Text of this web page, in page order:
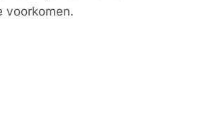
voorkomen.